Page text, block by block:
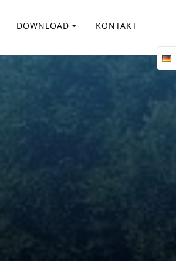
DOWNLOAD KONTAKT